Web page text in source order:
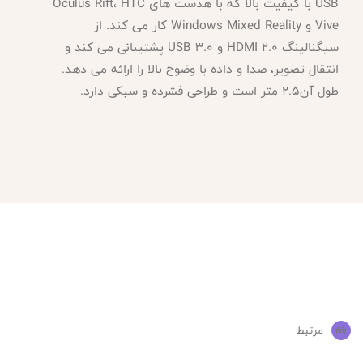
Vive و Windows Mixed Reality کار می کند. از
سیگنالینگ HDMI 2.0 و USB 3.0 پشتیبانی می کند و
انتقال تصویر، صدا و داده با وضوح بالا را ارائه می دهد.
طول آن2.5 متر است و طراحی فشرده و سبکی دارد.
مرتبط